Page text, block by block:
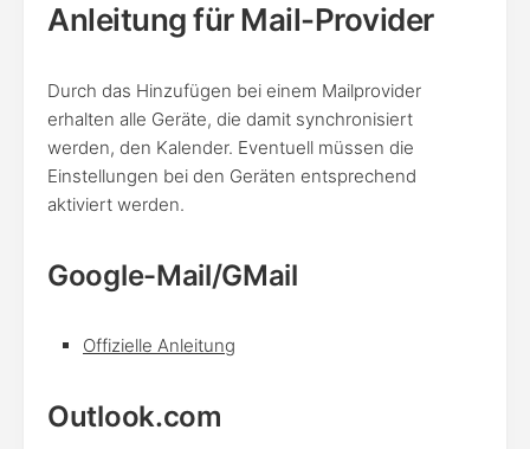
Anleitung für Mail-Provider
Durch das Hinzufügen bei einem Mailprovider
erhalten alle Geräte, die damit synchronisiert
werden, den Kalender. Eventuell müssen die
Einstellungen bei den Geräten entsprechend
aktiviert werden.
Google-Mail/GMail
Offizielle Anleitung
Outlook.com